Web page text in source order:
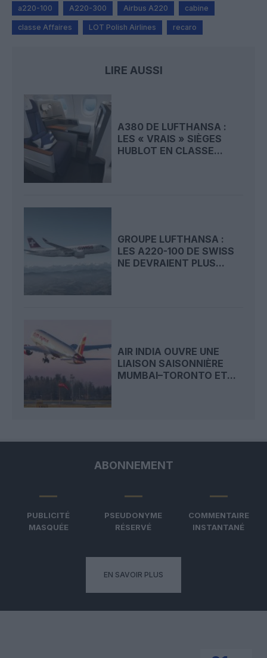
a220-100 A220-300 Airbus A220 cabine
classe Affaires LOT Polish Airlines recaro
LIRE AUSSI
A380 DE LUFTHANSA :
LES « VRAIS » SIÈGES
HUBLOT EN CLASSE...
GROUPE LUFTHANSA :
LES A220-100 DE SWISS
NE DEVRAIENT PLUS...
AIR INDIA OUVRE UNE
LIAISON SAISONNIÈRE
MUMBAI–TORONTO ET...
ABONNEMENT
PUBLICITÉ
MASQUÉE
PSEUDONYME
RÉSERVÉ
COMMENTAIRE
INSTANTANÉ
EN SAVOIR PLUS